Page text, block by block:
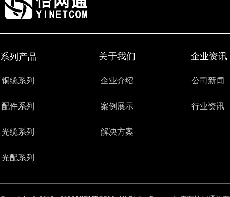
系列产品
铜缆系列
配件系列
光缆系列
光配系列
关于我们
企业介绍
案例展示
解决方案
企业资讯
公司新闻
行业资讯